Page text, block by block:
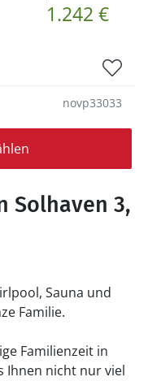
1.242 €
novp33033
Solhaven 3,
Sauna und
Familie.
Familienzeit in
Ihnen nicht nur viel